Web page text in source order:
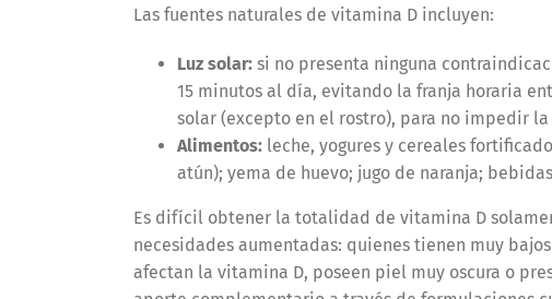
Las fuentes naturales de vitamina D incluyen:
Luz solar: si no presenta ninguna
15 minutos al día, evitando la franja horaria
solar (excepto en el rostro), para no impedir
Alimentos:leche, yogures y cereales
atún); yema de huevo; jugo de naranja;
Es difícil obtener la totalidad de vitamina D
necesidades aumentadas: quienes tienen muy
afectan la vitamina D, poseen piel muy oscura o